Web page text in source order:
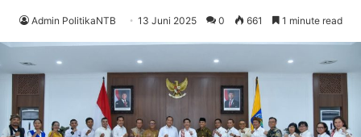
Admin PolitikaNTB 13 Juni 2025 0 661 1 minute read